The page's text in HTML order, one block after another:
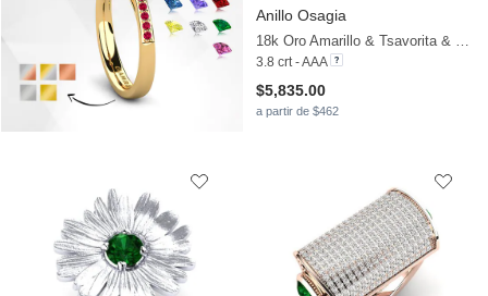
Anillo Osagia
18k Oro Amarillo & Tsavorita & Moissanita
3.8 crt - AAA
$5,835.00
a partir de $462